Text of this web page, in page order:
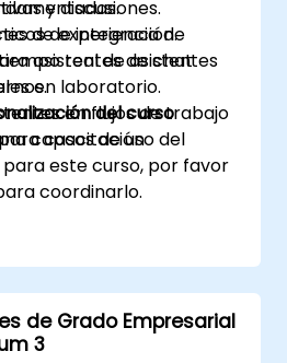
de experiencia de
asistentes de chat
en flujos de trabajo
casos de uso del
y discusiones.
de integración.
real de asistentes
en laboratorio.
del curso
capacitación
este curso, por favor
coordinarlo.
de Grado Empresarial
3